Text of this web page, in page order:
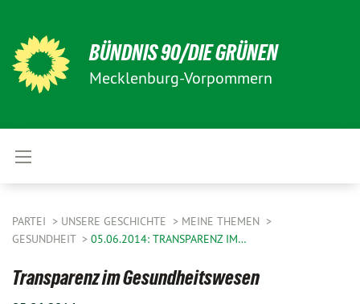
BÜNDNIS 90/DIE GRÜNEN
Mecklenburg-Vorpommern
PARTEI UNSERE GESCHICHTE
MEINE THEMEN
GESUNDHEIT
05.06.2014: TRANSPARENZ IM…
Transparenz im Gesundheitswesen